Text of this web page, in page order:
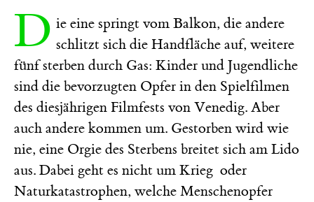
D ie eine springt vom Balkon, die andere
schlitzt sich die Handfläche auf, weitere
fünf sterben durch Gas: Kinder und Jugendliche
sind die bevorzugten Opfer in den Spielfilmen
des diesjährigen Filmfests von Venedig. Aber
auch andere kommen um. Gestorben wird wie
nie, eine Orgie des Sterbens breitet sich am Lido
aus. Dabei geht es nicht um Krieg oder
Naturkatastrophen, welche Menschenopfer